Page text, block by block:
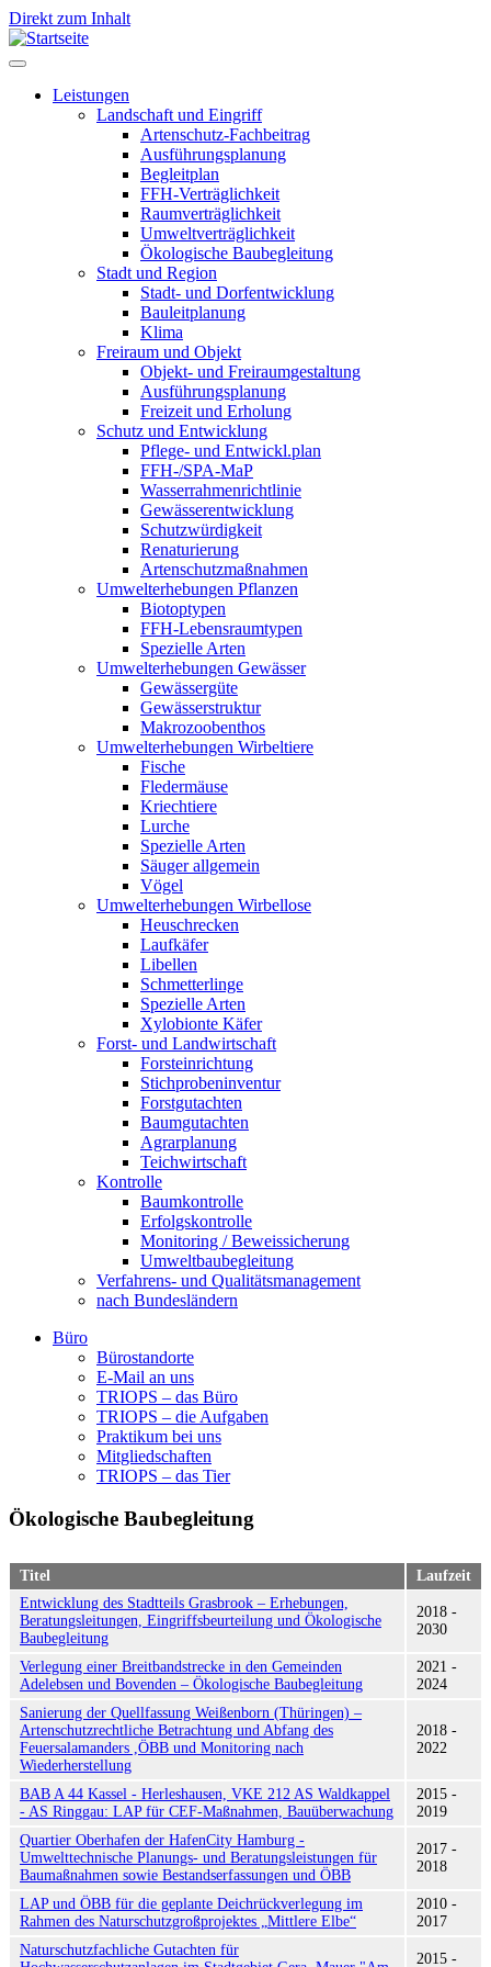
Direkt zum Inhalt
Leistungen
Leistungen
Landschaft und Eingriff
Artenschutz-Fachbeitrag
Ausführungsplanung
Begleitplan
FFH-Verträglichkeit
Raumverträglichkeit
Umweltverträglichkeit
Ökologische Baubegleitung
Stadt und Region
Stadt- und Dorfentwicklung
Bauleitplanung
Klima
Freiraum und Objekt
Objekt- und Freiraumgestaltung
Ausführungsplanung
Freizeit und Erholung
Schutz und Entwicklung
Pflege- und Entwickl.plan
FFH-/SPA-MaP
Wasserrahmenrichtlinie
Gewässerentwicklung
Schutzwürdigkeit
Renaturierung
Artenschutzmaßnahmen
Umwelterhebungen Pflanzen
Biotoptypen
FFH-Lebensraumtypen
Spezielle Arten
Umwelterhebungen Gewässer
Gewässergüte
Gewässerstruktur
Makrozoobenthos
Umwelterhebungen Wirbeltiere
Fische
Fledermäuse
Kriechtiere
Lurche
Spezielle Arten
Säuger allgemein
Vögel
Umwelterhebungen Wirbellose
Heuschrecken
Laufkäfer
Libellen
Schmetterlinge
Spezielle Arten
Xylobionte Käfer
Forst- und Landwirtschaft
Forsteinrichtung
Stichprobeninventur
Forstgutachten
Baumgutachten
Agrarplanung
Teichwirtschaft
Kontrolle
Baumkontrolle
Erfolgskontrolle
Monitoring / Beweissicherung
Umweltbaubegleitung
Verfahrens- und Qualitätsmanagement
nach Bundesländern
Büro
Bürostandorte
E-Mail an uns
TRIOPS – das Büro
TRIOPS – die Aufgaben
Praktikum bei uns
Mitgliedschaften
TRIOPS – das Tier
Ökologische Baubegleitung
Titel
Laufzeit
Entwicklung des Stadtteils Grasbrook – Erhebungen,
Beratungsleitungen, Eingriffsbeurteilung und Ökologische
Baubegleitung
2018 -
2030
Verlegung einer Breitbandstrecke in den Gemeinden
Adelebsen und Bovenden – Ökologische Baubegleitung
2021 -
2024
Sanierung der Quellfassung Weißenborn (Thüringen) –
Artenschutzrechtliche Betrachtung und Abfang des
Feuersalamanders ,ÖBB und Monitoring nach
Wiederherstellung
2018 -
2022
BAB A 44 Kassel - Herleshausen, VKE 212 AS Waldkappel
- AS Ringgau: LAP für CEF-Maßnahmen, Bauüberwachung
2015 -
2019
Quartier Oberhafen der HafenCity Hamburg -
Umwelttechnische Planungs- und Beratungsleistungen für
Baumaßnahmen sowie Bestandserfassungen und ÖBB
2017 -
2018
LAP und ÖBB für die geplante Deichrückverlegung im
Rahmen des Naturschutzgroßprojektes „Mittlere Elbe“
2010 -
2017
Naturschutzfachliche Gutachten für
2015 -